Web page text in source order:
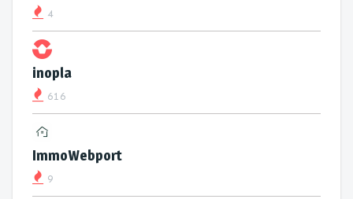
4
inopla
616
ImmoWebport
9